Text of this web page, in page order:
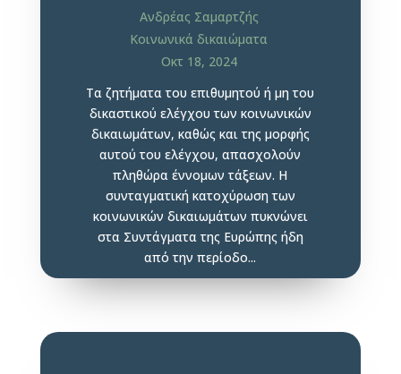
Ανδρέας Σαμαρτζής
Κοινωνικά δικαιώματα
Οκτ 18, 2024
Τα ζητήματα του επιθυμητού ή μη του
δικαστικού ελέγχου των κοινωνικών
δικαιωμάτων, καθώς και της μορφής
αυτού του ελέγχου, απασχολούν
πληθώρα έννομων τάξεων. Η
συνταγματική κατοχύρωση των
κοινωνικών δικαιωμάτων πυκνώνει
στα Συντάγματα της Ευρώπης ήδη
από την περίοδο...